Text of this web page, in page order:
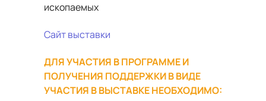
ископаемых
Сайт выставки
ДЛЯ УЧАСТИЯ В ПРОГРАММЕ И
ПОЛУЧЕНИЯ ПОДДЕРЖКИ В ВИДЕ
УЧАСТИЯ В ВЫСТАВКЕ НЕОБХОДИМО: